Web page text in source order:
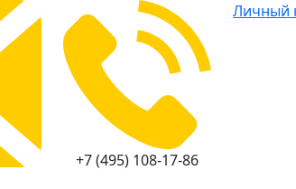
+7 (495) 108-17-86
Личный